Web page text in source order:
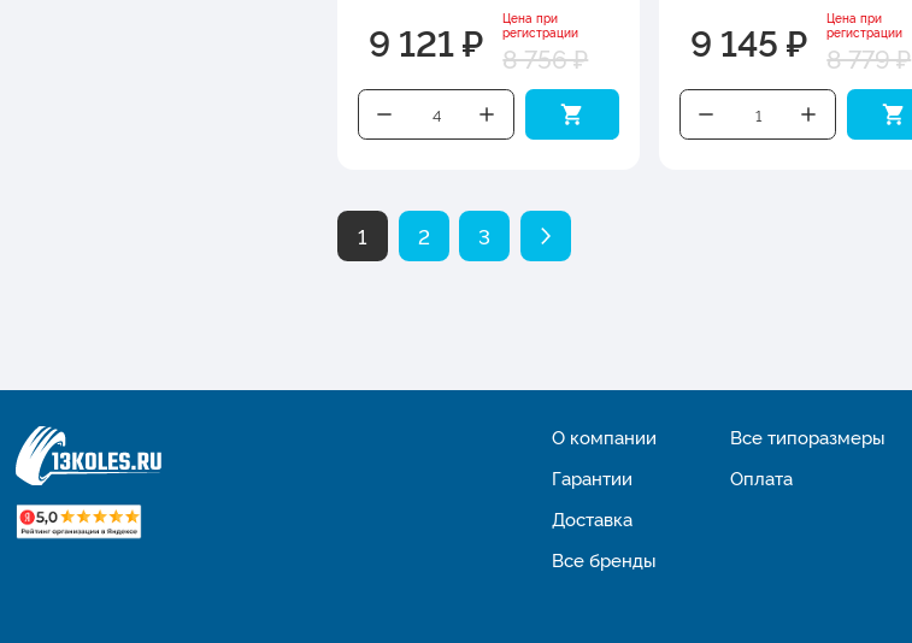
9 121 ₽
Цена при
регистрации
8 756 ₽ 9 145 ₽
Цена при
регистрации
8 779 ₽
1 2 3
О компании
Гарантии
Доставка
Все бренды
Все типоразмеры
Оплата